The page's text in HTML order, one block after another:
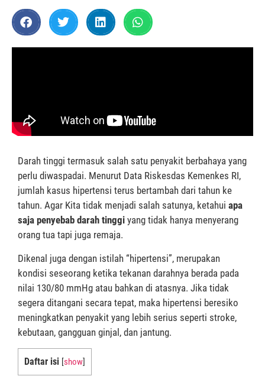
Darah tinggi termasuk salah satu penyakit berbahaya yang
perlu diwaspadai. Menurut Data Riskesdas Kemenkes RI,
jumlah kasus hipertensi terus bertambah dari tahun ke
tahun. Agar Kita tidak menjadi salah satunya, ketahui apa
saja penyebab darah tinggi yang tidak hanya menyerang
orang tua tapi juga remaja.
Dikenal juga dengan istilah “hipertensi”, merupakan
kondisi seseorang ketika tekanan darahnya berada pada
nilai 130/80 mmHg atau bahkan di atasnya. Jika tidak
segera ditangani secara tepat, maka hipertensi beresiko
meningkatkan penyakit yang lebih serius seperti stroke,
kebutaan, gangguan ginjal, dan jantung.
Daftar isi show